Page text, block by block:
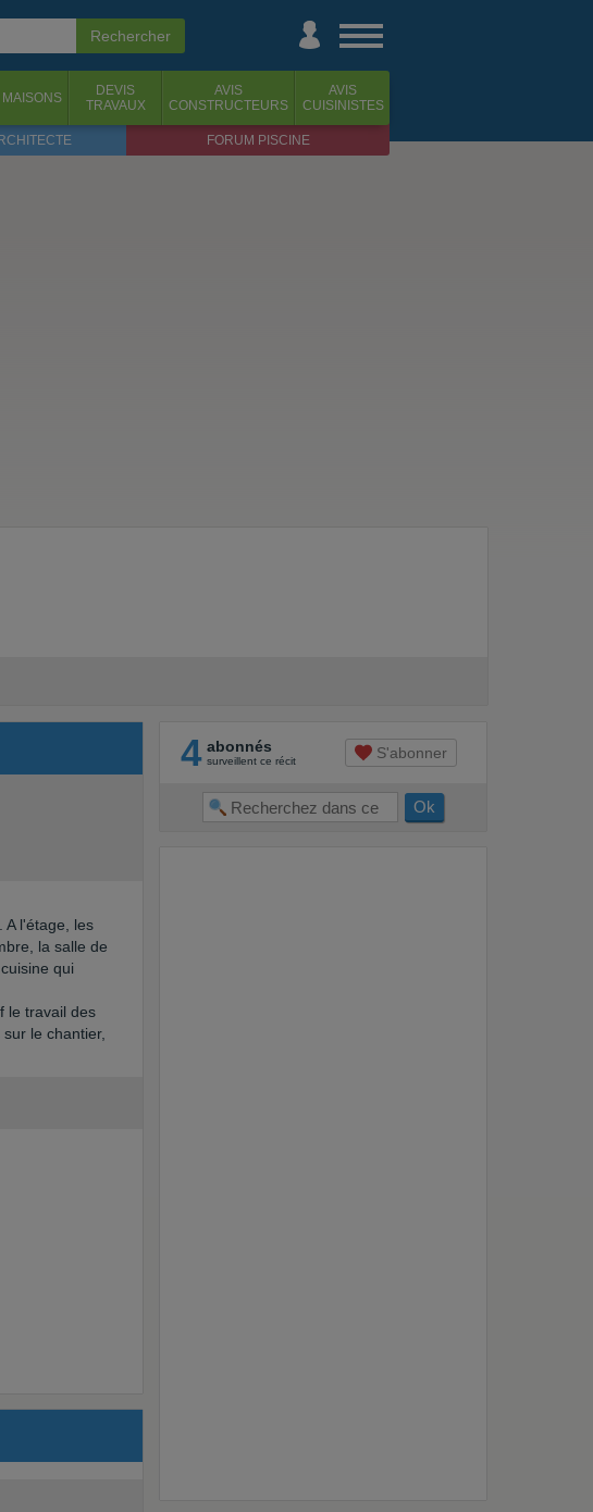
DEVIS
TRAVAUX
AVIS
CONSTRUCTEURS
AVIS
CUISINISTES
FORUM PISCINE
A l'étage, les
la salle de
qui
le travail des
le chantier,
4 abonnés
surveillent ce récit S'abonner